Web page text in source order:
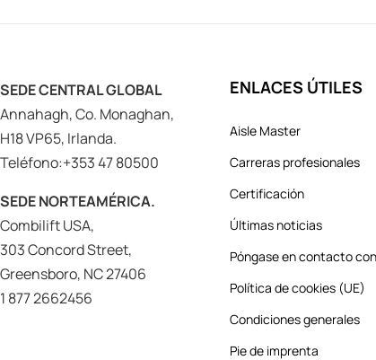
SEDE CENTRAL GLOBAL
Annahagh, Co. Monaghan,
H18 VP65, Irlanda.
Teléfono:+353 47 80500
SEDE NORTEAMÉRICA.
Combilift USA,
303 Concord Street,
Greensboro, NC 27406
1 877 2662456
ENLACES ÚTILES
Aisle Master
Carreras profesionales
Certificación
Últimas noticias
Póngase en contacto
Política de cookies (UE)
Condiciones generales
Pie de imprenta